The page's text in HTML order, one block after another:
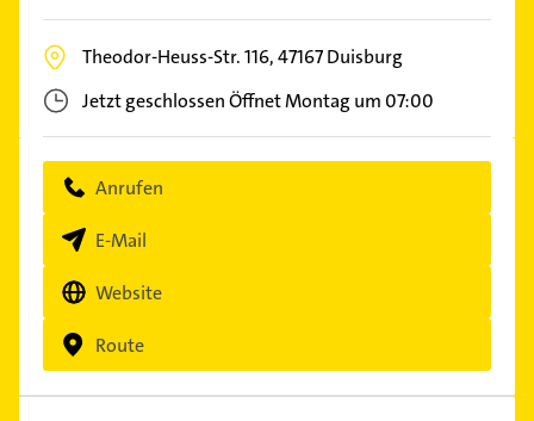
Theodor-Heuss-Str. 116,47167Duisburg
Jetzt geschlossenÖffnet Montag um 07:00
Anrufen
E-Mail
Website
Route